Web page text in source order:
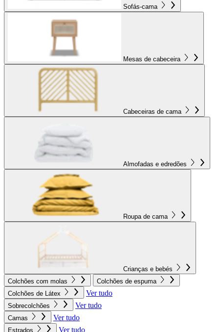
Sofás-cama
Mesas de cabeceira
Cabeceiras de cama
Almofadas e edredões
Roupa de cama
Crianças e bebés
Colchões com molas
Colchões de espuma
Colchões de Látex
Ver tudo
Sobrecolchões Ver tudo
Camas Ver tudo
Estrados Ver tudo